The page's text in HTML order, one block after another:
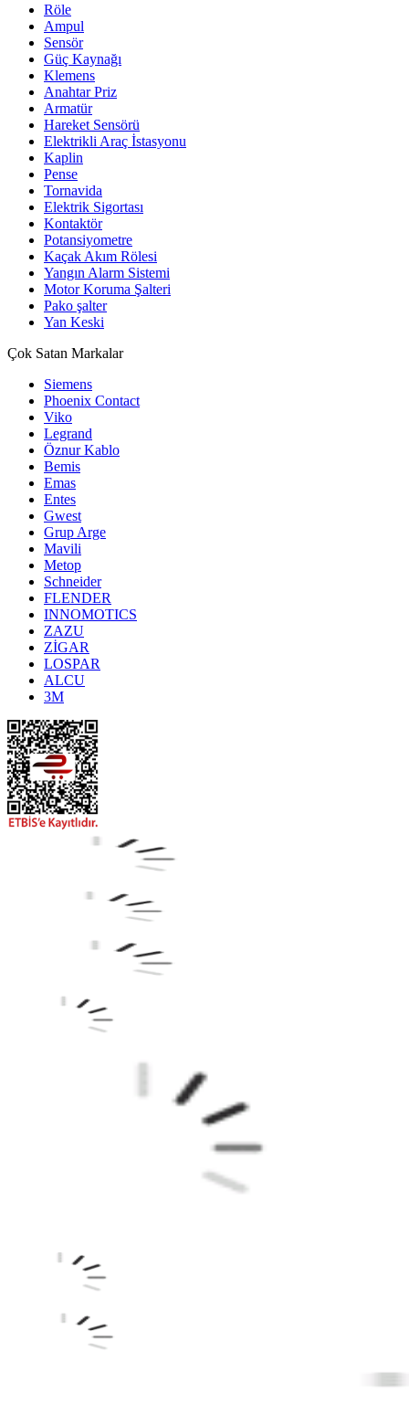
Röle
Ampul
Sensör
Güç Kaynağı
Klemens
Anahtar Priz
Armatür
Hareket Sensörü
Elektrikli Araç İstasyonu
Kaplin
Pense
Tornavida
Elektrik Sigortası
Kontaktör
Potansiyometre
Kaçak Akım Rölesi
Yangın Alarm Sistemi
Motor Koruma Şalteri
Pako şalter
Yan Keski
Çok Satan Markalar
Siemens
Phoenix Contact
Viko
Legrand
Öznur Kablo
Bemis
Emas
Entes
Gwest
Grup Arge
Mavili
Metop
Schneider
FLENDER
INNOMOTICS
ZAZU
ZİGAR
LOSPAR
ALCU
3M